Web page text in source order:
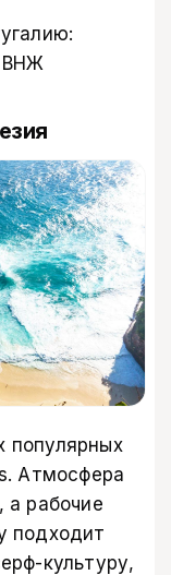
ВНЖ
популярных
Атмосфера
а рабочие
подходит
культуру,